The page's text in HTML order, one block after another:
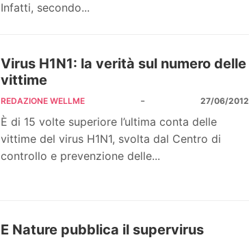
Infatti, secondo...
Virus H1N1: la verità sul numero delle
vittime
REDAZIONE WELLME - 27/06/2012
È di 15 volte superiore l’ultima conta delle
vittime del virus H1N1, svolta dal Centro di
controllo e prevenzione delle...
E Nature pubblica il supervirus